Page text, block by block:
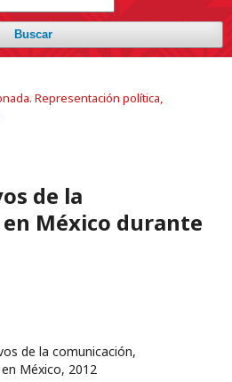
Buscar
Representación política,
de la
México durante
de la comunicación,
México, 2012